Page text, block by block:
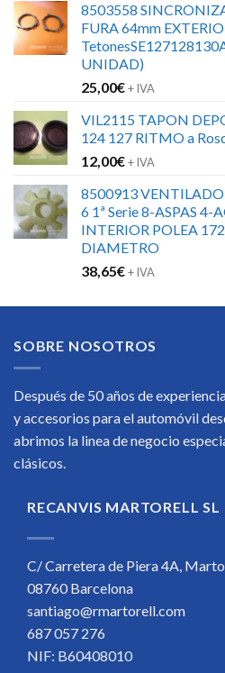
8503558
FURA 64mm
UNIDAD)
25,00€+ IVA
VIL2115 TAPON
124 127 RITMO a
12,00€+ IVA
8500913
6 1ª Serie 8-ASPAS 4-
INTERIOR POLEA
DIAMETRO
38,65€+ IVA
SOBRE NOSOTROS
Después de 50 años de
y accesorios para el automóvil
abrimos la linea de negocio
clásicos.
RECANVIS MARTORELL SL
C/ Carretera de Piera 4A,
08760 Barcelona
santiago@rmartorell.com
687 057 276
NIF: B60408010